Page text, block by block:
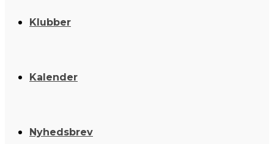
Klubber
Kalender
Nyhedsbrev